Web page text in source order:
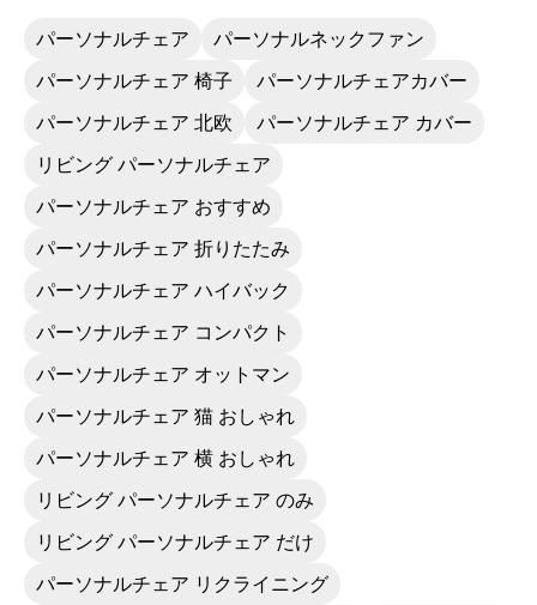
パーソナルチェア パーソナルネックファン
パーソナルチェア 椅子 パーソナルチェアカバー
パーソナルチェア 北欧 パーソナルチェア カバー
リビング パーソナルチェア
パーソナルチェア おすすめ
パーソナルチェア 折りたたみ
パーソナルチェア ハイバック
パーソナルチェア コンパクト
パーソナルチェア オットマン
パーソナルチェア 猫 おしゃれ
パーソナルチェア 横 おしゃれ
リビング パーソナルチェア のみ
リビング パーソナルチェア だけ
パーソナルチェア リクライニング